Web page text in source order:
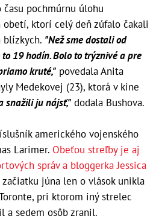
pochmúrnu úlohu
ktorí celý deň zúfalo čakali
blízkych. "Než sme dostali od
19 hodín. Bolo to trýznivé a pre
kruté," povedala Anita
Medekovej (23), ktorá v kine
snažili ju nájsť," dodala Bushova.
amerického vojenského
Larimer. Obeťou streľby je aj
správ a bloggerka Jessica
začiatku júna len o vlások unikla
pri ktorom iný strelec
a sedem osôb zranil.